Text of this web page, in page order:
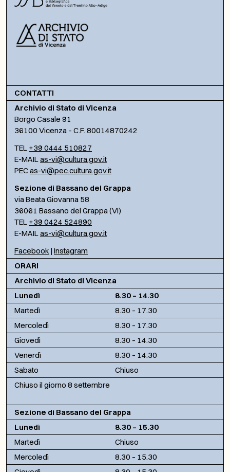
CONTATTI
Archivio di Stato di Vicenza
Borgo Casale 91
36100 Vicenza – C.F. 80014870242
TEL +39 0444 510827
E-MAILas-vi@cultura.gov.it
PECas-vi@pec.cultura.gov.it
Sezione di Bassano del Grappa
via Beata Giovanna 58
36061 Bassano del Grappa (VI)
TEL +39 0424 524890
E-MAILas-vi@cultura.gov.it
Facebook | Instagram
ORARI
Archivio di Stato di Vicenza
Lunedì
8.30 – 14.30
Martedì
8.30 – 17.30
Mercoledì
8.30 – 17.30
Giovedì
8.30 – 14.30
Venerdì
8.30 – 14.30
Sabato
Chiuso
Chiuso il giorno 8 settembre
Sezione di Bassano del Grappa
Lunedì
8.30 – 15.30
Martedì
Chiuso
Mercoledì
8.30 – 15.30